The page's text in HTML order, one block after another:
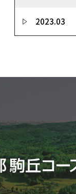
2023.03